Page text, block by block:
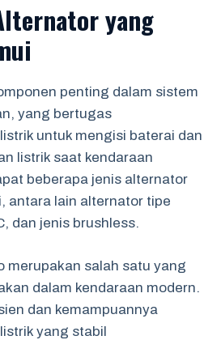
yang
penting dalam sistem
yang bertugas
untuk mengisi baterai dan
listrik saat kendaraan
beberapa jenis alternator
antara lain alternator tipe
dan jenis brushless.
merupakan salah satu yang
dalam kendaraan modern.
dan kemampuannya
yang stabil